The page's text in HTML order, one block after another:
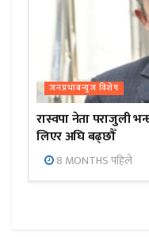
जनप्रभाबन्युज विशेष
रास्वपा नेता पराजुली
लिएर अघि बढ्छौँ
8 MONTHS पहिले